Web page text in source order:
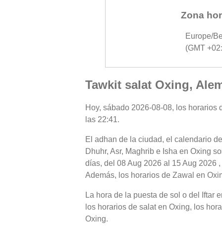
Zona
Europe/
(GMT
Tawkit salat Oxing,
Hoy, sábado 2026-08-08, los horarios
las 22:41.
El adhan de la ciudad, el calendario
Dhuhr, Asr, Maghrib e Isha en Oxing
días, del 08 Aug 2026 al 15 Aug 2026
Además, los horarios de Zawal en
La hora de la puesta de sol o del Iftar
los horarios de salat en Oxing, los
Oxing.